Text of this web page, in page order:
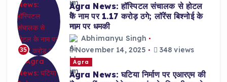
35
Agra News: हॉस्पिटल संचालक से होटल
के नाम पर 1.17 करोड़ ठगे; लॉरेंस बिश्नोई के
नाम पर धमकी
Abhimanyu Singh
November 14, 2025
348 views
Agra
Agra News: घटिया निर्माण पर एआरएम की